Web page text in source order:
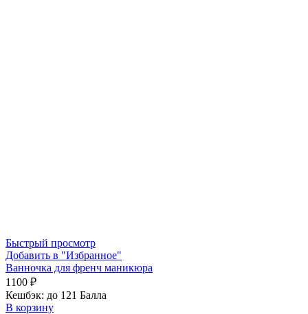
Быстрый просмотр
Добавить в "Избранное"
Ванночка для френч маникюра
1100 ₽
Кешбэк: до 121 Балла
В корзину